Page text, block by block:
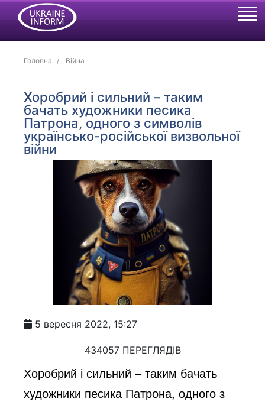
Головна Війна
Хоробрий і сильний – таким
бачать художники песика
Патрона, одного з символів
українсько-російської визвольної
війни
5 вересня 2022, 15:27
434057 ПЕРЕГЛЯДІВ
Хоробрий і сильний – таким бачать
художники песика Патрона, одного з